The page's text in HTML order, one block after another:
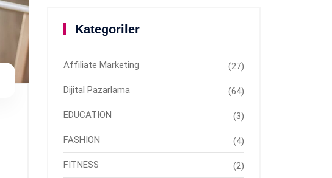
Kategoriler
Affiliate Marketing (27)
Dijital Pazarlama (64)
EDUCATION (3)
FASHION (4)
FITNESS (2)